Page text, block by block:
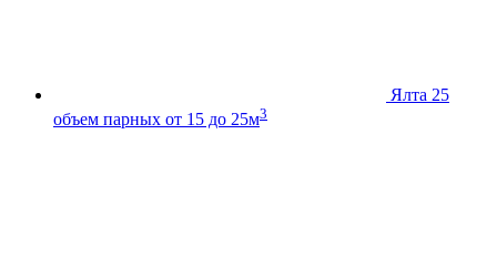
Ялта 25
объем парных от 15 до 25м3